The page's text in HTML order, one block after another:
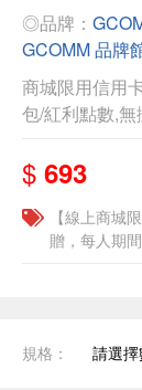
◎品牌：
GCOMM 品牌
商城限用信用
包/紅利點數,
$ 693
【線上商城
贈，每人期
規格： 請選